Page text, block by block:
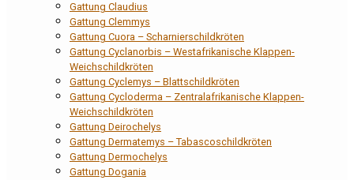
Gattung Claudius
Gattung Clemmys
Gattung Cuora – Scharnierschildkröten
Gattung Cyclanorbis – Westafrikanische Klappen-
Weichschildkröten
Gattung Cyclemys – Blattschildkröten
Gattung Cycloderma – Zentralafrikanische Klappen-
Weichschildkröten
Gattung Deirochelys
Gattung Dermatemys – Tabascoschildkröten
Gattung Dermochelys
Gattung Dogania